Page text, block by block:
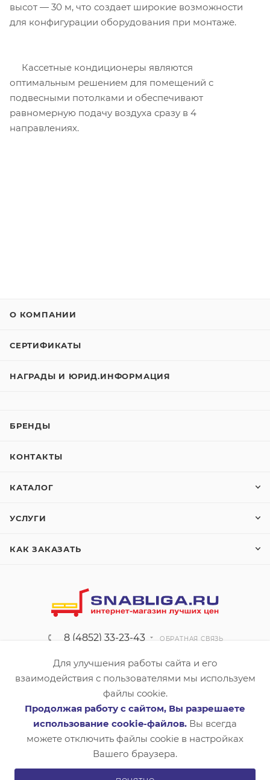
высот — 30 м, что создает широкие возможности
для конфигурации оборудования при монтаже.
Кассетные кондиционеры являются
оптимальным решением для помещений с
подвесными потолками и обеспечивают
равномерную подачу воздуха сразу в 4
направлениях.
О КОМПАНИИ
СЕРТИФИКАТЫ
НАГРАДЫ И ЮРИД.ИНФОРМАЦИЯ
БРЕНДЫ
КОНТАКТЫ
КАТАЛОГ
УСЛУГИ
КАК ЗАКАЗАТЬ
8 (4852) 33-23-43 ОБРАТНАЯ СВЯЗЬ
info@snabliga.ru
150042, г. Ярославль,
Тутаевское шоссе, д.18, оф.8
ПОЛИТИКА КОНФИДЕНЦИАЛЬНОСТИ
ООО "Лига снабжения" г. Ярославль
Для улучшения работы сайта и его
взаимодействия с пользователями мы используем
файлы cookie.
Продолжая работу с сайтом, Вы разрешаете
использование cookie-файлов. Вы всегда
можете отключить файлы cookie в настройках
Вашего браузера.